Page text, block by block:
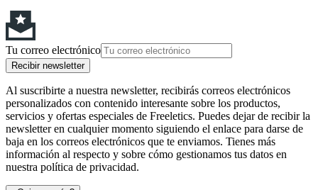
Tu correo electrónico
Recibir newsletter
Al suscribirte a nuestra newsletter, recibirás correos electrónicos
personalizados con contenido interesante sobre los productos,
servicios y ofertas especiales de Freeletics. Puedes dejar de recibir la
newsletter en cualquier momento siguiendo el enlace para darse de
baja en los correos electrónicos que te enviamos. Tienes más
información al respecto y sobre cómo gestionamos tus datos en
nuestra política de privacidad.